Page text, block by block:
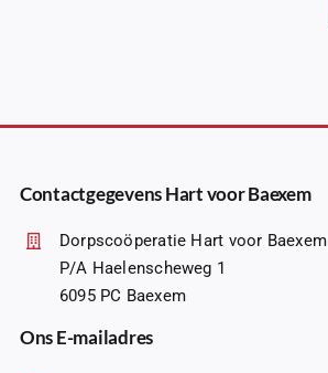
Contactgegevens Hart voor Baexem
Dorpscoöperatie Hart voor Baexem
P/A Haelenscheweg 1
6095 PC Baexem
Ons E-mailadres